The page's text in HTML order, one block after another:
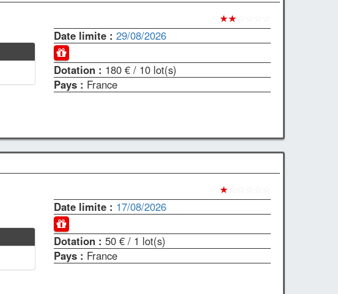
★★
Date limite :29/08/2026
Dotation : 180 € / 10 lot(s)
Pays : France
★
Date limite : 17/08/2026
Dotation :50 € / 1 lot(s)
Pays : France